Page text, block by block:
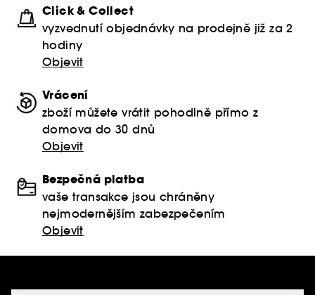
Click & Collect
vyzvednutí objednávky na prodejně již za 2
hodiny
Objevit
Vrácení
zboží můžete vrátit pohodlně přímo z
domova do 30 dnů
Objevit
Bezpečná platba
vaše transakce jsou chráněny
nejmodernějším zabezpečením
Objevit